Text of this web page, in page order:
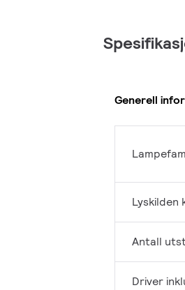
Generell
Lyskilden
Antall
Driver